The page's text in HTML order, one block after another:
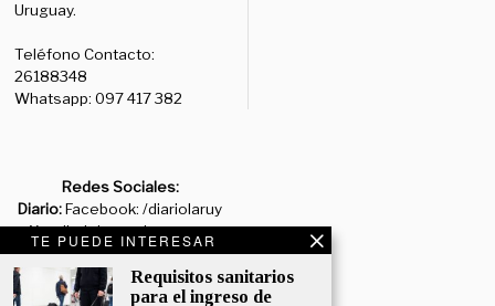
TE PUEDE INTERESAR
Requisitos sanitarios
para el ingreso de
Uruguay.
Teléfono Contacto:
26188348
Whatsapp: 097 417 382
Redes Sociales:
Diario:Facebook: /diariolaruy
- X: @diariolaruy - Instagram:
@diariolar_uy
Departamento Comercial: